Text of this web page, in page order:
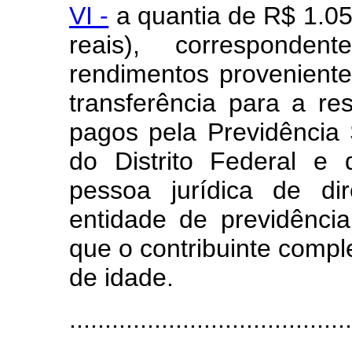
VI - a quantia de R$
reais),
rendimentos
transferência para a
pagos pela
do Distrito Federal e
pessoa jurídica de
entidade de
que o contribuinte
de idade.